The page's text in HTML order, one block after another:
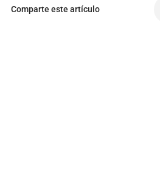
Comparte este artículo